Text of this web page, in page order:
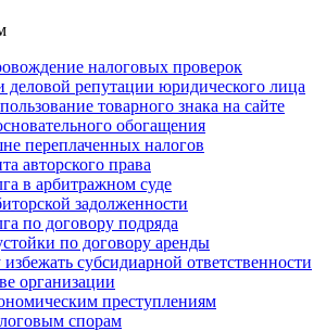
налоговых проверок
деловой репутации юридического лица
товарного знака на сайте
обогащения
переплаченных налогов
авторского права
в арбитражном суде
задолженности
по договору подряда
по договору аренды
субсидиарной ответственности
организации
преступлениям
спорам